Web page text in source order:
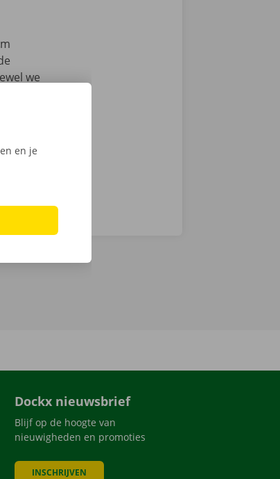
we
heel
Dockx nieuwsbrief
Blijf op de hoogte van
nieuwigheden en promoties
INSCHRIJVEN
en je